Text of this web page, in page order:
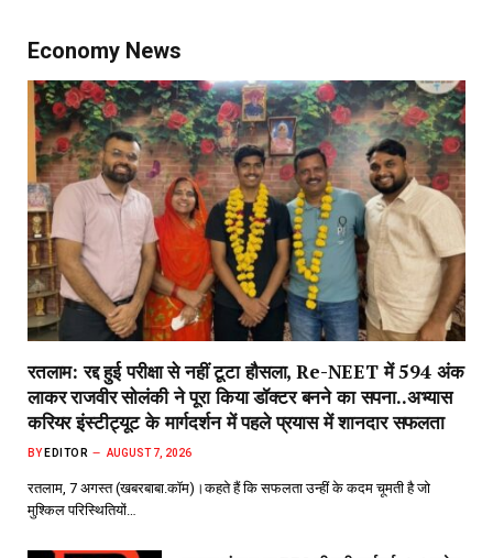
Economy News
रतलाम: रद्द हुई परीक्षा से नहीं टूटा हौसला, Re-NEET में 594 अंक
लाकर राजवीर सोलंकी ने पूरा किया डॉक्टर बनने का सपना..अभ्यास
करियर इंस्टीट्यूट के मार्गदर्शन में पहले प्रयास में शानदार सफलता
BY EDITOR AUGUST 7, 2026
रतलाम, 7 अगस्त (खबरबाबा.कॉम)।कहते हैं कि सफलता उन्हीं के कदम चूमती है जो
मुश्किल परिस्थितियों…